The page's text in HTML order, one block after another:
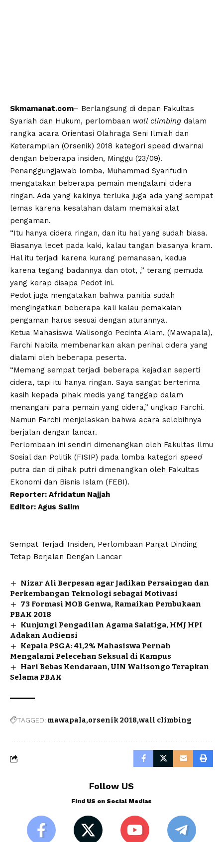
Skmamanat.com– Berlangsung di depan Fakultas
Syariah dan Hukum, perlombaan wall climbing dalam
rangka acara Orientasi Olahraga Seni Ilmiah dan
Keterampilan (Orsenik) 2018 kategori speed diwarnai
dengan beberapa insiden, Minggu (23/09).
Penanggungjawab lomba, Muhammad Syarifudin
mengatakan beberapa pemain mengalami cidera
ringan. Ada yang kakinya terluka juga ada yang sempat
lemas karena kesalahan dalam memakai alat
pengaman.
“Itu hanya cidera ringan, dan itu hal yang sudah biasa.
Biasanya lecet pada kaki, kalau tangan biasanya kram.
Hal itu terjadi karena kurang pemanasan, kedua
karena tegang badannya dan otot, ,” terang pemuda
yang kerap disapa Pedot ini.
Pedot juga mengatakan bahwa panitia sudah
mengingatkan beberapa kali kalau pemakaian
pengaman harus sesuai dengan aturannya.
Ketua Mahasiswa Walisongo Pecinta Alam, (Mawapala),
Farchi Nabila membenarkan akan perihal cidera yang
dialami oleh beberapa peserta.
“Memang sempat terjadi beberapa kejadian seperti
cidera, tapi itu hanya ringan. Saya sangat berterima
kasih kepada pihak medis yang tanggap dalam
menangani para pemain yang cidera,” ungkap Farchi.
Namun Farchi menjelaskan bahwa acara selebihnya
berjalan dengan lancar.
Perlombaan ini sendiri dimenangkan oleh Fakultas Ilmu
Sosial dan Politik (FISIP) pada lomba kategori speed
putra dan di pihak putri dimenangkan oleh Fakultas
Ekonomi dan Bisnis Islam (FEBI).
Reporter: Afridatun Najjah
Editor: Agus Salim
Sempat Terjadi Insiden, Perlombaan Panjat Dinding
Tetap Berjalan Dengan Lancar
Nizar Ali Berpesan agar Jadikan Persaingan dan
Perkembangan Teknologi sebagai Motivasi
73 Formasi MOB Genwa, Ramaikan Pembukaan
PBAK 2018
Kunjungi Pengadilan Agama Salatiga, HMJ HPI
Adakan Audiensi
Kepala PSGA: 41,2% Mahasiswa Pernah
Mengalami Pelecehan Seksual di Kampus
Hari Bebas Kendaraan, UIN Walisongo Terapkan
Selama PBAK
TAGGED: mawapala orsenik 2018 wall climbing
Follow US
Find US on Social Medias